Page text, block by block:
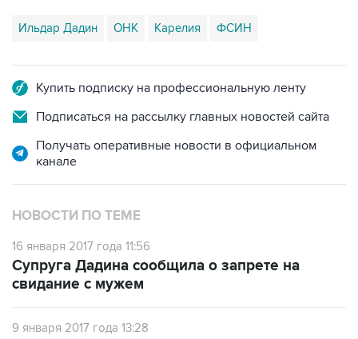
Ильдар Дадин ОНК Карелия ФСИН
Купить подписку на профессиональную ленту
Подписаться на рассылку главных новостей сайта
Получать оперативные новости в официальном
канале
НОВОСТИ ПО ТЕМЕ
16 января 2017 года 11:56
Супруга Дадина сообщила о запрете на
свидание с мужем
9 января 2017 года 13:28